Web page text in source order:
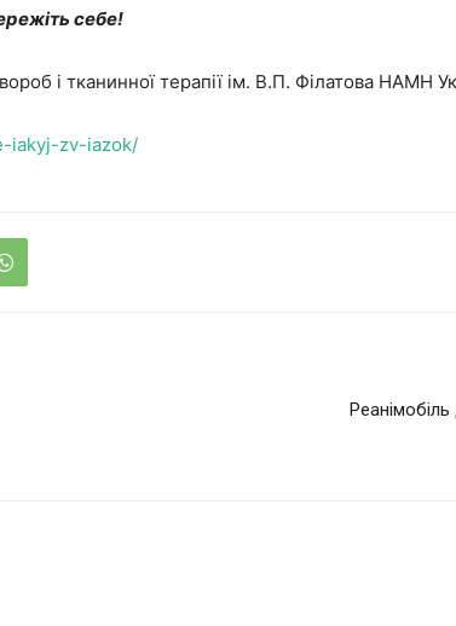
себе!
і тканинної терапії ім. В.П. Філатова НАМН
iakyj-zv-iazok/